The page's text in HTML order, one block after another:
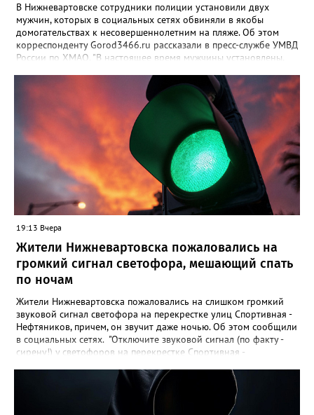
В Нижневартовске сотрудники полиции установили двух
мужчин, которых в социальных сетях обвиняли в якобы
домогательствах к несовершеннолетним на пляже. Об этом
корреспонденту Gorod3466.ru рассказали в пресс-службе УМВД
России по ХМАО. "В настоящее время мужчины установлены.
правонарушения пока не подтверждается", - заявили в пресс-
службе ведомства. Ранее Gorod3466.ru сообщал, что жители
Нижневартовска рассказывали в соцсетях, что на озере
Молодежное заметили двух пьяных мужчин, которые
домогались до несовершеннолетних девочек.
19:13 Вчера
Жители Нижневартовска пожаловались на
громкий сигнал светофора, мешающий спать
по ночам
Жители Нижневартовска пожаловались на слишком громкий
звуковой сигнал светофора на перекрестке улиц Спортивная -
Нефтяников, причем, он звучит даже ночью. Об этом сообщили
в социальных сетях. "Отключите звуковой сигнал (по факту -
сирену!) у светофоров на перекрестке Спортивная -
врубается на ночь! Он мешает спать жителям всех
близлежащих домов! Мало нам по ночам шума от питбайкеров
и авто, чтобы еще из-за вашей свистелки страдать", - сказано в